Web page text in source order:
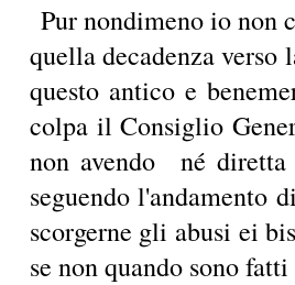
Pur nondimeno io non
quella decadenza verso
questo antico e
colpa il Consiglio
non avendo né
seguendo l'andamento
scorgerne gli abusi ei
se non quando sono